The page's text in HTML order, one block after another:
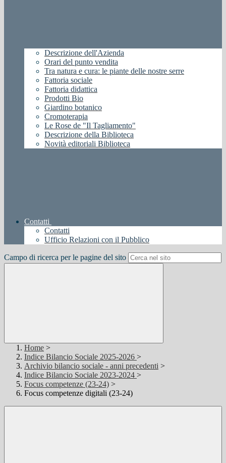
Descrizione dell'Azienda
Orari del punto vendita
Tra natura e cura: le piante delle nostre serre
Fattoria sociale
Fattoria didattica
Prodotti Bio
Giardino botanico
Cromoterapia
Le Rose de "Il Tagliamento"
Descrizione della Biblioteca
Novità editoriali Biblioteca
Contatti
Contatti
Ufficio Relazioni con il Pubblico
Campo di ricerca per le pagine del sito
Home >
Indice Bilancio Sociale 2025-2026 >
Archivio bilancio sociale - anni precedenti >
Indice Bilancio Sociale 2023-2024 >
Focus competenze (23-24) >
Focus competenze digitali (23-24)